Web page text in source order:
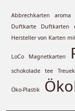
Abbrechkarten aroma
Duftkarte
Duftkarten
Hersteller von Karten
LoCo Magnetkarten
schokolade
tee
Öko-Plastik